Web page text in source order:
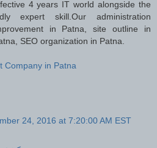
4 years IT world alongside the
expert skill.Our administration
in Patna, site outline in
SEO organization in Patna.
Company in Patna
24, 2016 at 7:20:00 AM EST